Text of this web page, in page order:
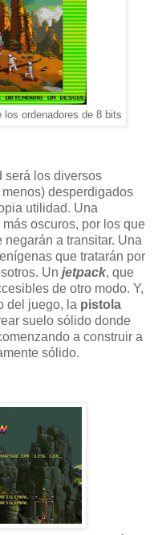
los ordenadores de 8 bits
será los diversos
desperdigados
utilidad. Una
oscuros, por los que
a transitar. Una
que tratarán por
Un jetpack, que
de otro modo. Y,
del juego, la pistola
suelo sólido donde
a construir a
sólido.